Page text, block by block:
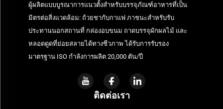
ผู้ผลิตแบบบูรณาการแนวตั้งสำหรับบรรจุภัณฑ์อาหารที่เป็น
มิตรต่อสิ่งแวดล้อม: ถ้วยชากับกาแฟ ภาชนะสำหรับรับ
ประทานนอกสถานที่ กล่องอบขนม ถาดบรรจุผักผลไม้ และ
หลอดดูดที่ย่อยสลายได้ทางชีวภาพ ได้รับการรับรอง
มาตรฐาน ISO กำลังการผลิต 20,000 ตัน/ปี
ติดต่อเรา